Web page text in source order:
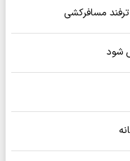
مسافرکشی
شود